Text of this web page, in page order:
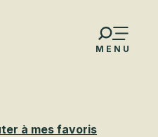
MENU
favoris
à mes favoris